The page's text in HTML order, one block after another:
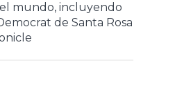
mundo, incluyendo
de Santa Rosa